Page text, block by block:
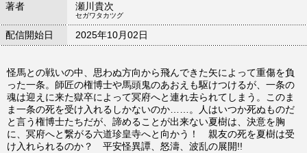
著者
瀬川貴次
セガワタカツグ
配信開始日 2025年10月02日
怪馬との戦いの中、思わぬ方向から飛んできた矢によって重傷を負
った一条。師匠の権博士や馬頭鬼のあおえも駆けつけるが、一条の
魂は迎えに来た獄卒によって冥府へと連れ去られてしまう。このま
ま一条の死を受け入れるしかないのか……。人はいつか死ぬものだ
と言う権博士たちだが、諦めることが出来ない夏樹は、決意を胸
に、冥府へと繋がる六道珍皇寺へと向かう！ 親友の死を夏樹は受
け入れられるのか？ 平安怪異譚、怒濤、波乱の展開!!